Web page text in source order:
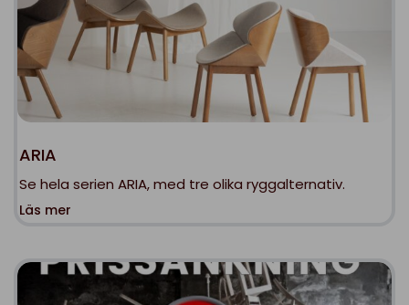
ARIA
Se hela serien ARIA, med tre olika ryggalternativ.
Läs mer